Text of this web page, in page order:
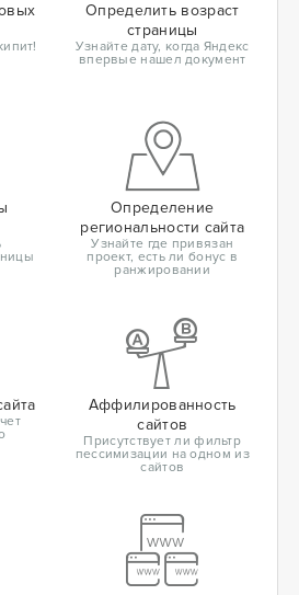
Определить возраст
страницы
Узнайте дату, когда Яндекс
впервые нашел документ
Определение
региональности сайта
Узнайте где привязан
проект, есть ли бонус в
ранжировании
Аффилированность
сайтов
Присутствует ли фильтр
пессимизации на одном из
сайтов